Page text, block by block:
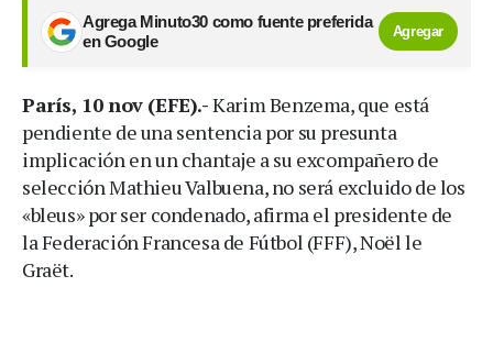
Agrega Minuto30 como fuente preferida
en Google
Agregar
París, 10 nov (EFE).-Karim Benzema, que está
pendiente de una sentencia por su presunta
implicación en un chantaje a su excompañero de
selección Mathieu Valbuena, no será excluido de los
«bleus» por ser condenado, afirma el presidente de
la Federación Francesa de Fútbol (FFF), Noël le
Graët.